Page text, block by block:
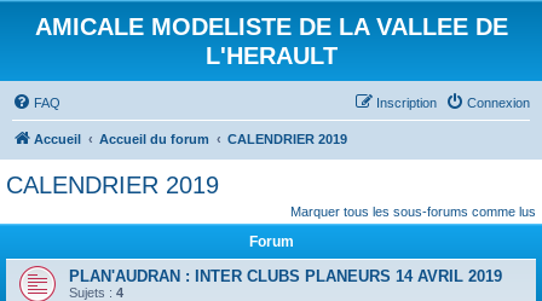
AMICALE MODELISTE DE LA VALLEE DE
L'HERAULT
FAQ Connexion
Inscription
Accueil Accueil du forum CALENDRIER 2019
CALENDRIER 2019
Marquer tous les sous-forums comme lus
Forum
PLAN'AUDRAN : INTER CLUBS PLANEURS 14 AVRIL 2019
Sujets : 4